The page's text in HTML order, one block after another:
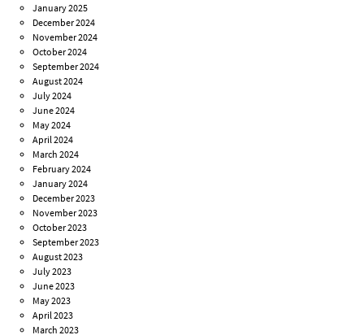
January 2025
December 2024
November 2024
October 2024
September 2024
August 2024
July 2024
June 2024
May 2024
April 2024
March 2024
February 2024
January 2024
December 2023
November 2023
October 2023
September 2023
August 2023
July 2023
June 2023
May 2023
April 2023
March 2023